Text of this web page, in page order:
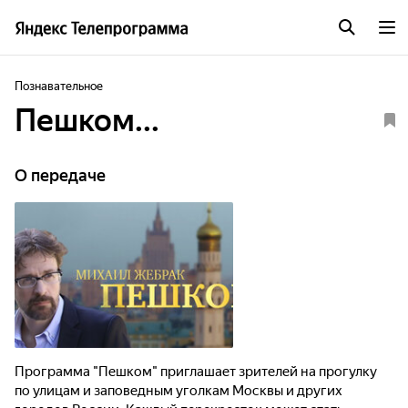
Познавательное
Пешком...
О передаче
Программа "Пешком" приглашает зрителей на прогулку
по улицам и заповедным уголкам Москвы и других